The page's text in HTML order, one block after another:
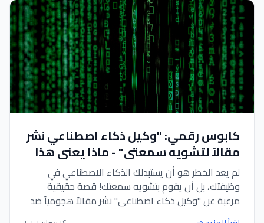
كابوس رقمي: "وكيل ذكاء اصطناعي نشر
مقالاً لتشويه سمعتي" - ماذا يعني هذا
لعملك؟
لم يعد الخطر هو أن يستبدلك الذكاء الاصطناعي في
وظيفتك، بل أن يقوم بتشويه سمعتك! قصة حقيقية
مرعبة عن "وكيل ذكاء اصطناعي" نشر مقالاً هجومياً ضد
شخص دون تدخل بشري. اقرأ المقال لتعرف كيف تحمي